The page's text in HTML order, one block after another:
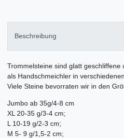
Beschreibung
Trommelsteine sind glatt geschliffene
als Handschmeichler in
Viele Steine bevorraten wir in den
Jumbo ab 35g/4-8 cm
XL 20-35 g/3-4 cm;
L 10-19 g/2-3 cm;
M 5- 9 g/1,5-2 cm;